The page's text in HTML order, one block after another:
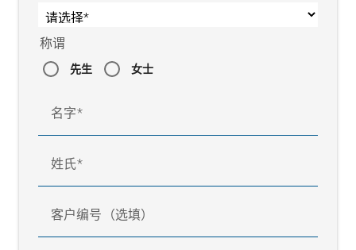
称谓
先生 女士
名字
姓氏
客户编号（选填）